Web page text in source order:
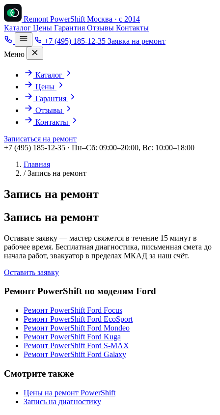
Remont PowerShift Москва · с 2014
Каталог Цены Гарантия Отзывы Контакты
+7 (495) 185-12-35 Заявка на ремонт
Меню
Каталог
Цены
Гарантия
Отзывы
Контакты
Записаться на ремонт
+7 (495) 185-12-35 · Пн–Сб: 09:00–20:00, Вс: 10:00–18:00
Главная
/ Запись на ремонт
Запись на ремонт
Запись на ремонт
Оставьте заявку — мастер свяжется в течение 15 минут в
рабочее время. Бесплатная диагностика, письменная смета до
начала работ, эвакуатор в пределах МКАД за наш счёт.
Оставить заявку
Ремонт PowerShift по моделям Ford
Ремонт PowerShift Ford Focus
Ремонт PowerShift Ford EcoSport
Ремонт PowerShift Ford Mondeo
Ремонт PowerShift Ford Kuga
Ремонт PowerShift Ford S-MAX
Ремонт PowerShift Ford Galaxy
Смотрите также
Цены на ремонт PowerShift
Запись на диагностику